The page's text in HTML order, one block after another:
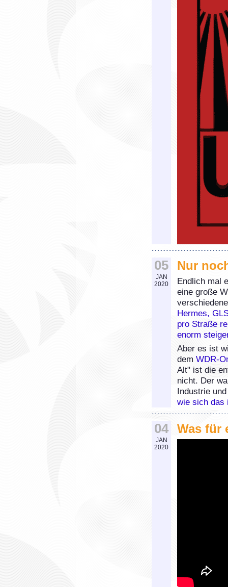
05
JAN
2020
Nur
Endlich mal
eine große
Hermes,
pro Straße
enorm
Aber es ist
dem WDR-
Alt" ist die
nicht. Der
Industrie
wie sich das
04
JAN
2020
Was für